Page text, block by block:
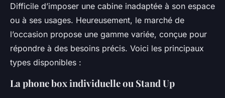
Difficile d’imposer une cabine inadaptée à son espace
ou à ses usages. Heureusement, le marché de
l’occasion propose une gamme variée, conçue pour
répondre à des besoins précis. Voici les principaux
types disponibles :
La phone box individuelle ou Stand Up